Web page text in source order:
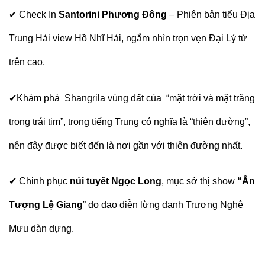
✔ Check In Santorini Phương Đông – Phiên bản tiểu Địa
Trung Hải view Hồ Nhĩ Hải, ngắm nhìn trọn vẹn Đại Lý từ
trên cao.
✔Khám phá Shangrila vùng đất của “mặt trời và mặt trăng
trong trái tim”, trong tiếng Trung có nghĩa là “thiên đường”,
nên đây được biết đến là nơi gần với thiên đường nhất.
✔ Chinh phục núi tuyết Ngọc Long, mục sở thị show “Ấn
Tượng Lệ Giang” do đạo diễn lừng danh Trương Nghệ
Mưu dàn dựng.